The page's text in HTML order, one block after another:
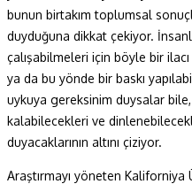
bunun birtakım toplumsal
duyduğuna dikkat çekiyor.
çalışabilmeleri için böyle bir
ya da bu yönde bir baskı
uykuya gereksinim duysalar
kalabilecekleri ve
duyacaklarının altını çiziyor.
Araştırmayı yöneten Kaliforniya